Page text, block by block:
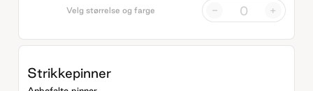
Velg størrelse og farge - +
Strikkepinner